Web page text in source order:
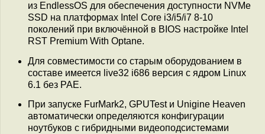
из EndlessOS для обеспечения доступности NVMe
SSD на платформах Intel Core i3/i5/i7 8-10
поколений при включённой в BIOS настройке Intel
RST Premium With Optane.
Для совместимости со старым оборудованием в
составе имеется live32 i686 версия с ядром Linux
6.1 без PAE.
При запуске FurMark2, GPUTest и Unigine Heaven
автоматически определяются конфигурации
ноутбуков с гибридными видеоподсистемами